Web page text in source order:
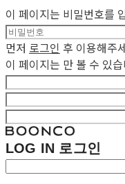
이 페이지는 비밀번호를
먼저 로그인 후 이용해주
이 페이지는 만 볼 수 있
LOG IN 로그인